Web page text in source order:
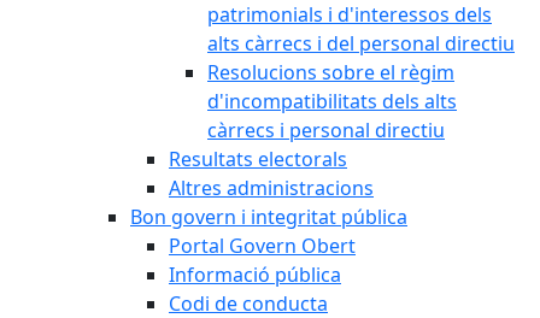
patrimonials i d'interessos dels
alts càrrecs i del personal directiu
Resolucions sobre el règim
d'incompatibilitats dels alts
càrrecs i personal directiu
Resultats electorals
Altres administracions
Bon govern i integritat pública
Portal Govern Obert
Informació pública
Codi de conducta